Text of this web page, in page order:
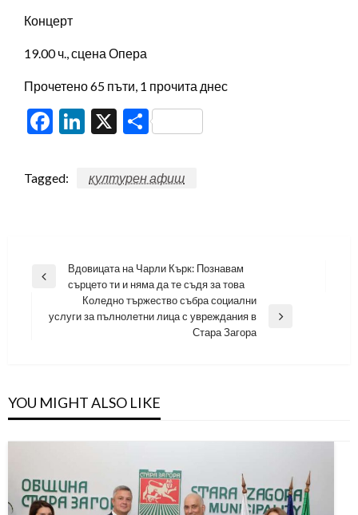
Концерт
19.00 ч., сцена Опера
Прочетено 65 пъти, 1 прочита днес
Facebook
LinkedIn
X Share
Tagged: културен афиш
Навигация
Previous
Вдовицата на Чарли Кърк: Познавам
сърцето ти и няма да те съдя за това
Next
Коледно тържество събра социални
услуги за пълнолетни лица с увреждания в
Стара Загора
YOU MIGHT ALSO LIKE